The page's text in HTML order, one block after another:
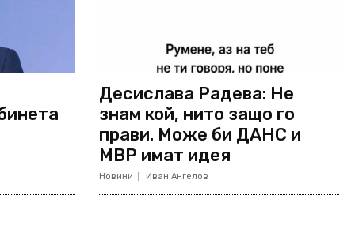
Десислава Радева: Не
знам кой, нито защо го
прави. Може би ДАНС и
МВР имат идея
Новини Иван Ангелов